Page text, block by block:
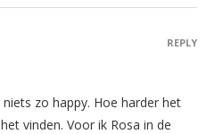
zo happy. Hoe harder het
vinden. Voor ik Rosa in de
REPLY